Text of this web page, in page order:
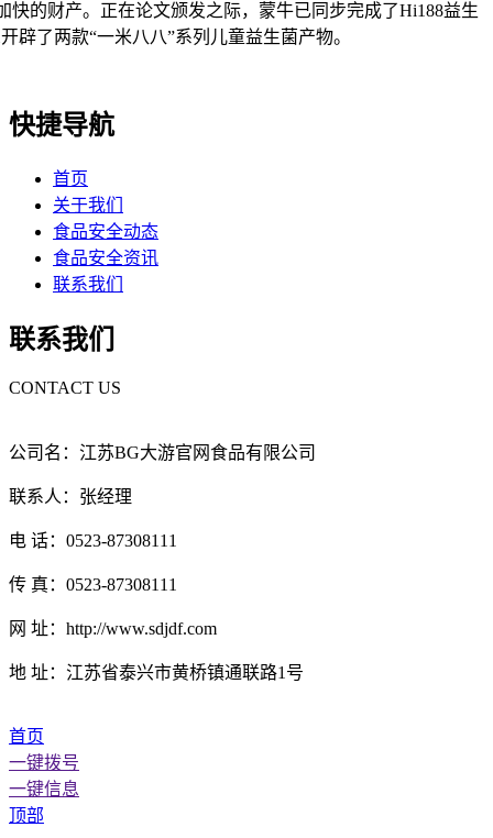
的财产。正在论文颁发之际，蒙牛已同步完成了Hi188益生
辟了两款“一米八八”系列儿童益生菌产物。
快捷导航
首页
关于我们
食品安全动态
食品安全资讯
联系我们
联系我们
CONTACT US
公司名：江苏BG大游官网食品有限公司
联系人：张经理
电 话：0523-87308111
传 真：0523-87308111
网 址：http://www.sdjdf.com
地 址：江苏省泰兴市黄桥镇通联路1号
首页
一键拨号
一键信息
顶部